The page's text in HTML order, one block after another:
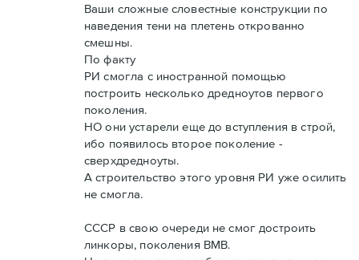
Ваши сложные словестные конструкции по
наведения тени на плетень открованно
смешны.
По факту
РИ смогла с иностранной помощью
построить несколько дредноутов первого
поколения.
НО они устарели еще до вступления в строй,
ибо появилось второе поколение -
сверхдредноуты.
А строительство этого уровня РИ уже осилить
не смогла.
СССР в свою очереди не смог достроить
линкоры, поколения ВМВ.